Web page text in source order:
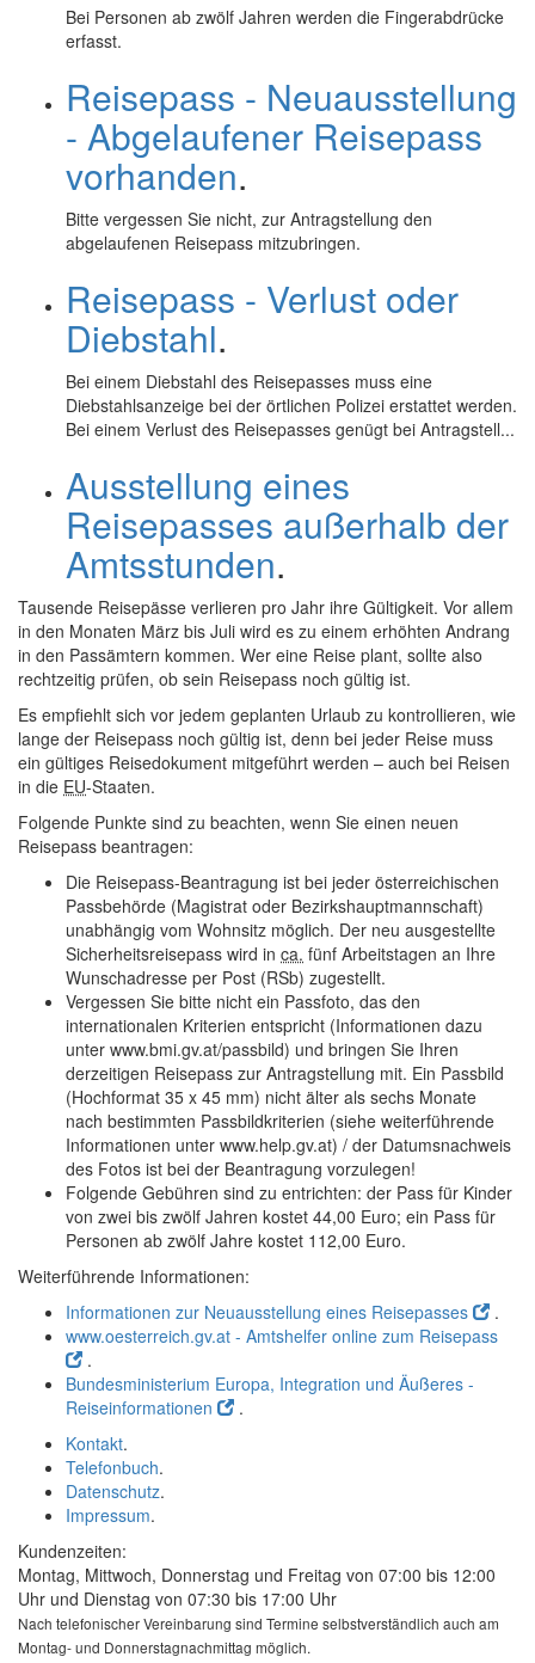
Bei Personen ab zwölf Jahren werden die Fingerabdrücke
erfasst.
Reisepass - Neuausstellung
- Abgelaufener Reisepass
vorhanden.
Bitte vergessen Sie nicht, zur Antragstellung den
abgelaufenen Reisepass mitzubringen.
Reisepass - Verlust oder
Diebstahl.
Bei einem Diebstahl des Reisepasses muss eine
Diebstahlsanzeige bei der örtlichen Polizei erstattet werden.
Bei einem Verlust des Reisepasses genügt bei Antragstell...
Ausstellung eines
Reisepasses außerhalb der
Amtsstunden.
Tausende Reisepässe verlieren pro Jahr ihre Gültigkeit. Vor allem
in den Monaten März bis Juli wird es zu einem erhöhten Andrang
in den Passämtern kommen. Wer eine Reise plant, sollte also
rechtzeitig prüfen, ob sein Reisepass noch gültig ist.
Es empfiehlt sich vor jedem geplanten Urlaub zu kontrollieren, wie
lange der Reisepass noch gültig ist, denn bei jeder Reise muss
ein gültiges Reisedokument mitgeführt werden – auch bei Reisen
in die EU-Staaten.
Folgende Punkte sind zu beachten, wenn Sie einen neuen
Reisepass beantragen:
Die Reisepass-Beantragung ist bei jeder österreichischen
Passbehörde (Magistrat oder Bezirkshauptmannschaft)
unabhängig vom Wohnsitz möglich. Der neu ausgestellte
Sicherheitsreisepass wird in ca. fünf Arbeitstagen an Ihre
Wunschadresse per Post (RSb) zugestellt.
Vergessen Sie bitte nicht ein Passfoto, das den
internationalen Kriterien entspricht (Informationen dazu
unter www.bmi.gv.at/passbild) und bringen Sie Ihren
derzeitigen Reisepass zur Antragstellung mit. Ein Passbild
(Hochformat 35 x 45 mm) nicht älter als sechs Monate
nach bestimmten Passbildkriterien (siehe weiterführende
Informationen unter www.help.gv.at) / der Datumsnachweis
des Fotos ist bei der Beantragung vorzulegen!
Folgende Gebühren sind zu entrichten: der Pass für Kinder
von zwei bis zwölf Jahren kostet 44,00 Euro; ein Pass für
Personen ab zwölf Jahre kostet 112,00 Euro.
Weiterführende Informationen:
Informationen zur Neuausstellung eines Reisepasses
.
www.oesterreich.gv.at - Amtshelfer online zum Reisepass
.
Bundesministerium Europa, Integration und Äußeres -
Reiseinformationen
.
Kontakt.
Telefonbuch.
Datenschutz.
Impressum.
Kundenzeiten:
Montag, Mittwoch, Donnerstag und Freitag von 07:00 bis 12:00
Uhr und Dienstag von 07:30 bis 17:00 Uhr
Nach telefonischer Vereinbarung sind Termine selbstverständlich auch am
Montag- und Donnerstagnachmittag möglich.